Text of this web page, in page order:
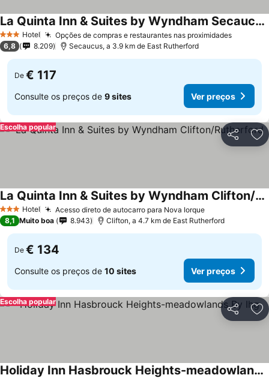
3 EstrelasHotel Opções de compras e restaurantes nas proximidades
La Quinta Inn & Suites by Wyndham Secaucus Meadowlands
6,8 8.209 Secaucus, a 3.9 km de East Rutherford
De € 117
Consulte os preços de 9 sites Ver preços
Partilhar
Escolha popular
3 EstrelasHotel Acesso direto de autocarro para Nova Iorque
La Quinta Inn & Suites by Wyndham Clifton/Rutherford
8,1 Muito boa 8.943 Clifton, a 4.7 km de East Rutherford
De € 134
Consulte os preços de 10 sites Ver preços
Partilhar
Escolha popular
Holiday Inn Hasbrouck Heights-meadowlands By Ihg